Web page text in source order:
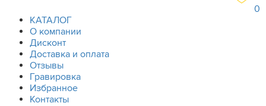
0
КАТАЛОГ
О компании
Дисконт
Доставка и оплата
Отзывы
Гравировка
Избранное
Контакты